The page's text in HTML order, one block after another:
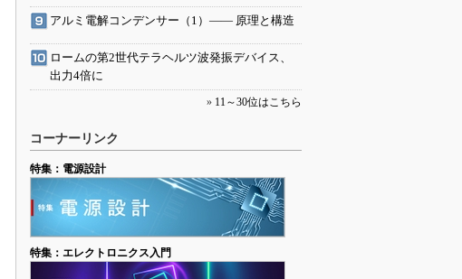
アルミ電解コンデンサー（1）―― 原理と構造
ロームの第2世代テラヘルツ波発振デバイス、
出力4倍に
» 11～30位はこちら
コーナーリンク
特集：電源設計
特集：エレクトロニクス入門